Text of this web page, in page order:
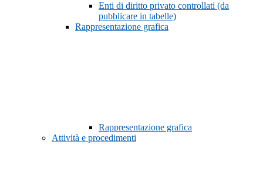
Enti di diritto privato controllati (da
pubblicare in tabelle)
Rappresentazione grafica
Rappresentazione grafica
Attività e procedimenti